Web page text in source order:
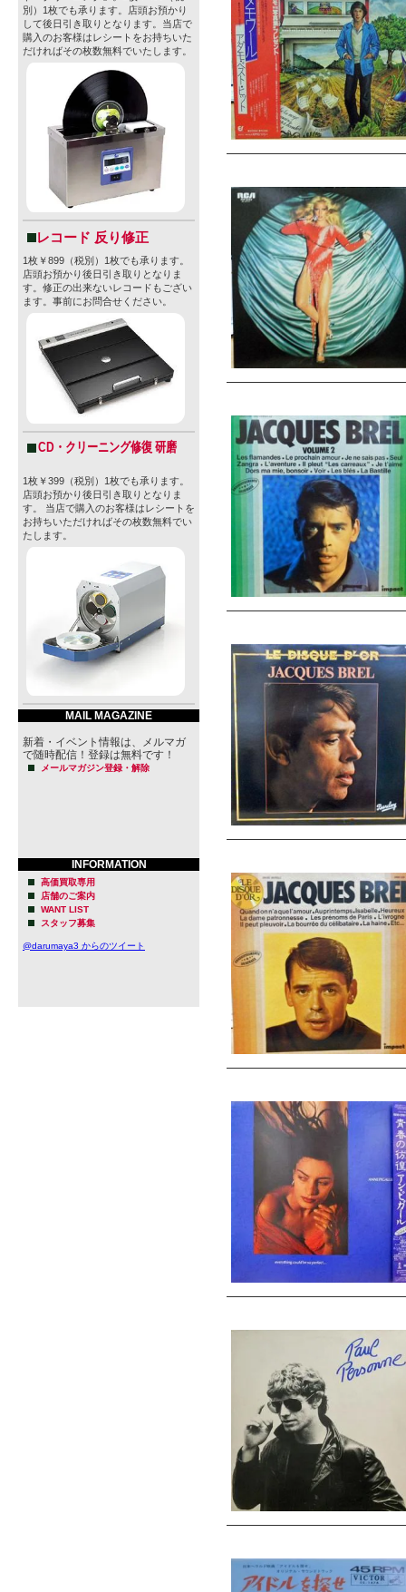
別）1枚でも承ります。店頭お預かり
して後日引き取りとなります。当店で
購入のお客様はレシートをお持ちいた
だければその枚数無料でいたします。
レコード 反り修正
1枚￥899（税別）1枚でも承ります。
店頭お預かり後日引き取りとなりま
す。修正の出来ないレコードもござい
ます。事前にお問合せください。
CD・クリーニング修復 研磨
1枚￥399（税別）1枚でも承ります。
店頭お預かり後日引き取りとなりま
す。 当店で購入のお客様はレシートを
お持ちいただければその枚数無料でい
たします。
MAIL MAGAZINE
新着・イベント情報は、メルマガ
で随時配信！登録は無料です！
メールマガジン登録・解除
INFORMATION
高価買取専用
店舗のご案内
WANT LIST
スタッフ募集
@darumaya3 からのツイート